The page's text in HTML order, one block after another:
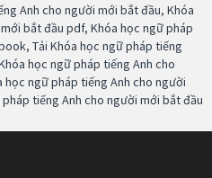
Anh cho người mới bắt đầu, Khóa
bắt đầu pdf, Khóa học ngữ pháp
, Tải Khóa học ngữ pháp tiếng
học ngữ pháp tiếng Anh cho
học ngữ pháp tiếng Anh cho người
tiếng Anh cho người mới bắt đầu